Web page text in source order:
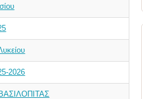
2026